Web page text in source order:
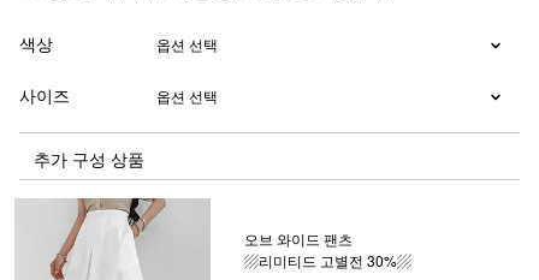
색상
사이즈
추가 구성 상품
오브 와이드 팬츠
▨리미티드 고별전 30%▨